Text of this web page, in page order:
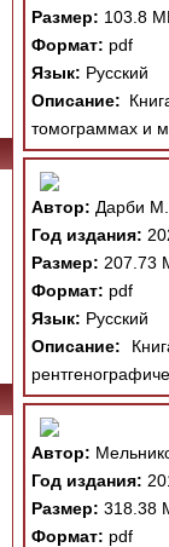
Размер: 103.8
Формат: pdf
Язык: Русский
Описание:
томограммах и
Автор: Дарби
Год издания:
Размер: 207.73
Формат: pdf
Язык: Русский
Описание:
Автор:
Год издания:
Размер: 318.38
Формат: pdf